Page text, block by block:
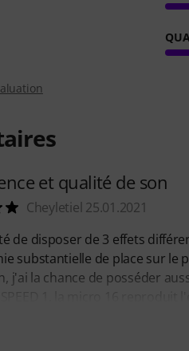
et qualité de son
Cheyletiel 25.01.2021
de disposer de 3 effets
substantielle de place sur le
j'ai la chance de posséder